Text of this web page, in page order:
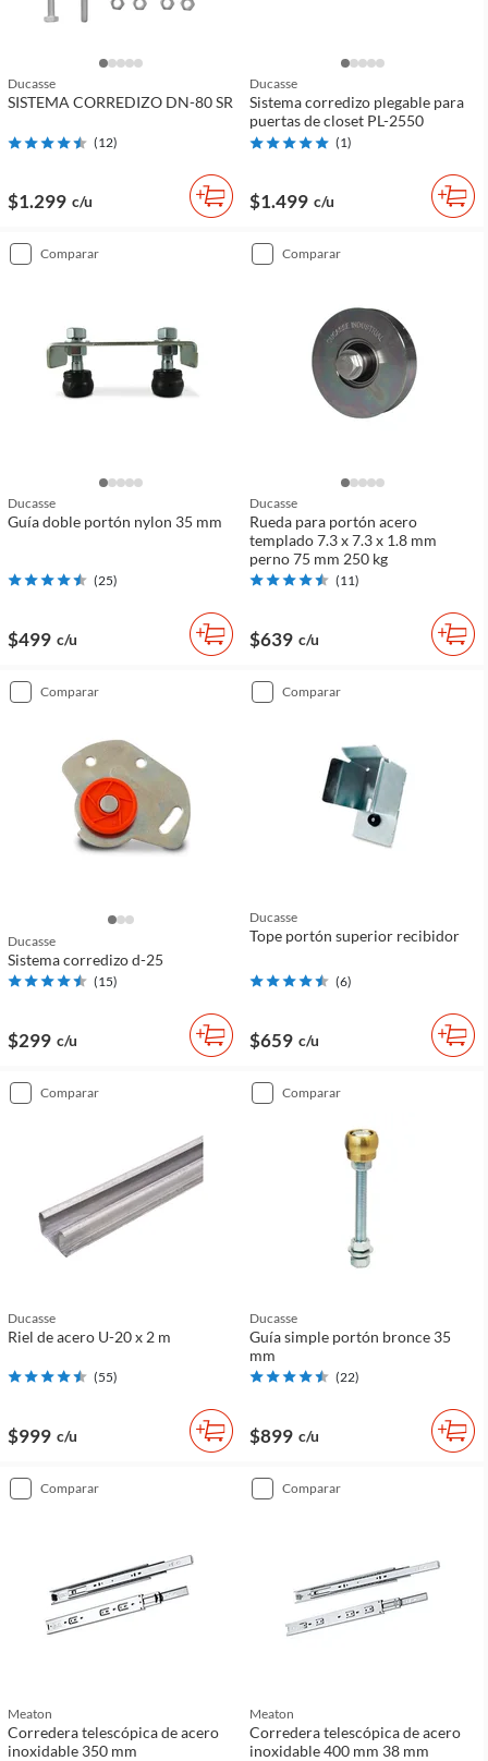
Ducasse
SISTEMA CORREDIZO DN-80 SR
(12)
$1.299 c/u
Ducasse
Sistema corredizo plegable para
puertas de closet PL-2550
(1)
$1.499 c/u
comparar
Ducasse
Guía doble portón nylon 35 mm
(25)
$499 c/u
comparar
Ducasse
Rueda para portón acero
templado 7.3 x 7.3 x 1.8 mm
perno 75 mm 250 kg
(11)
$639 c/u
comparar
Ducasse
Sistema corredizo d-25
(15)
$299 c/u
comparar
Ducasse
Tope portón superior recibidor
(6)
$659 c/u
comparar
Ducasse
Riel de acero U-20 x 2 m
(55)
$999 c/u
comparar
Ducasse
Guía simple portón bronce 35
mm
(22)
$899 c/u
comparar
Meaton
Corredera telescópica de acero
inoxidable 350 mm
comparar
Meaton
Corredera telescópica de acero
inoxidable 400 mm 38 mm